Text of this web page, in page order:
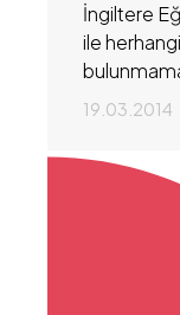
İngiltere
ile
19.03.2014